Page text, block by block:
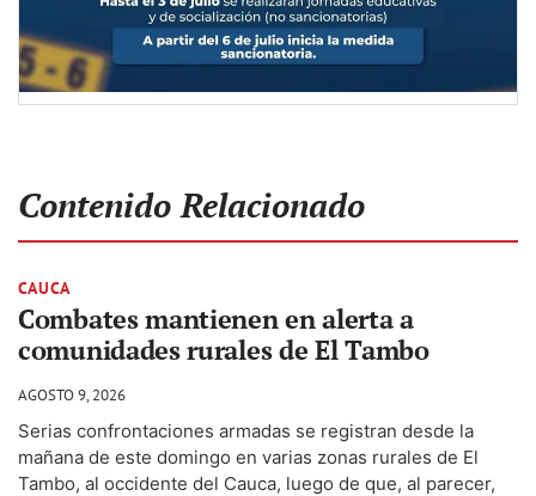
Contenido Relacionado
CAUCA
Combates mantienen en alerta a
comunidades rurales de El Tambo
AGOSTO 9, 2026
Serias confrontaciones armadas se registran desde la
mañana de este domingo en varias zonas rurales de El
Tambo, al occidente del Cauca, luego de que, al parecer,